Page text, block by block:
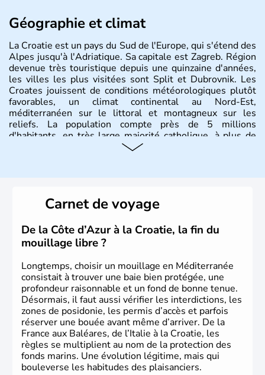
Géographie et climat
La Croatie est un pays du Sud de l'Europe, qui s'étend des
Alpes jusqu'à l'Adriatique. Sa capitale est Zagreb. Région
devenue très touristique depuis une quinzaine d'années,
les villes les plus visitées sont Split et Dubrovnik. Les
Croates jouissent de conditions météorologiques plutôt
favorables, un climat continental au Nord-Est,
méditerranéen sur le littoral et montagneux sur les
reliefs. La population compte près de 5 millions
d'habitants, en très large majorité catholique, à plus de
Alpes jusqu’à l’Adriatique. Sa capitale est
devenue très touristique depuis une quinzaine d’années,
les villes les plus visitées s’appellentSplitet Dubrovnik
Plus de neuf millions de personnes transitent chaque
année par le pays.
Carnet de voyage
De la Côte d’Azur à la Croatie, la fin du
mouillage libre ?
Longtemps, choisir un mouillage en Méditerranée
consistait à trouver une baie bien protégée, une
profondeur raisonnable et un fond de bonne tenue.
Désormais, il faut aussi vérifier les interdictions, les
zones de posidonie, les permis d’accès et parfois
réserver une bouée avant même d’arriver. De la
France aux Baléares, de l’Italie à la Croatie, les
règles se multiplient au nom de la protection des
fonds marins. Une évolution légitime, mais qui
bouleverse les habitudes des plaisanciers.